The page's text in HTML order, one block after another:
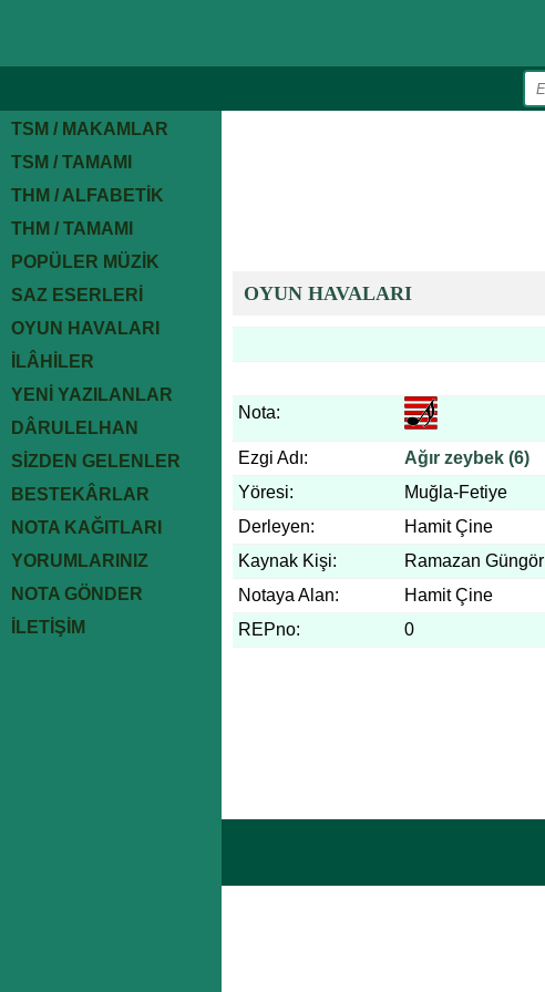
TSM / MAKAMLAR
TSM / TAMAMI
THM / ALFABETİK
THM / TAMAMI
POPÜLER MÜZİK
SAZ ESERLERİ
OYUN HAVALARI
İLÂHİLER
YENİ YAZILANLAR
DÂRULELHAN
SİZDEN GELENLER
BESTEKÂRLAR
NOTA KAĞITLARI
YORUMLARINIZ
NOTA GÖNDER
İLETİŞİM
OYUN HAVALARI
Nota:
Ezgi Adı:
Ağır zeybek (6)
Yöresi:
Muğla-Fetiye
Derleyen:
Hamit Çine
Kaynak Kişi:
Ramazan Güngör
Notaya Alan:
Hamit Çine
REPno:
0